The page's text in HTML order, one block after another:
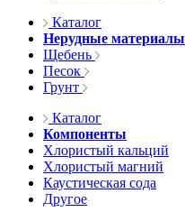
Каталог
Нерудные материалы
Щебень
Песок
Грунт
Каталог
Компоненты
Хлористый кальций
Хлористый магний
Каустическая сода
Другое